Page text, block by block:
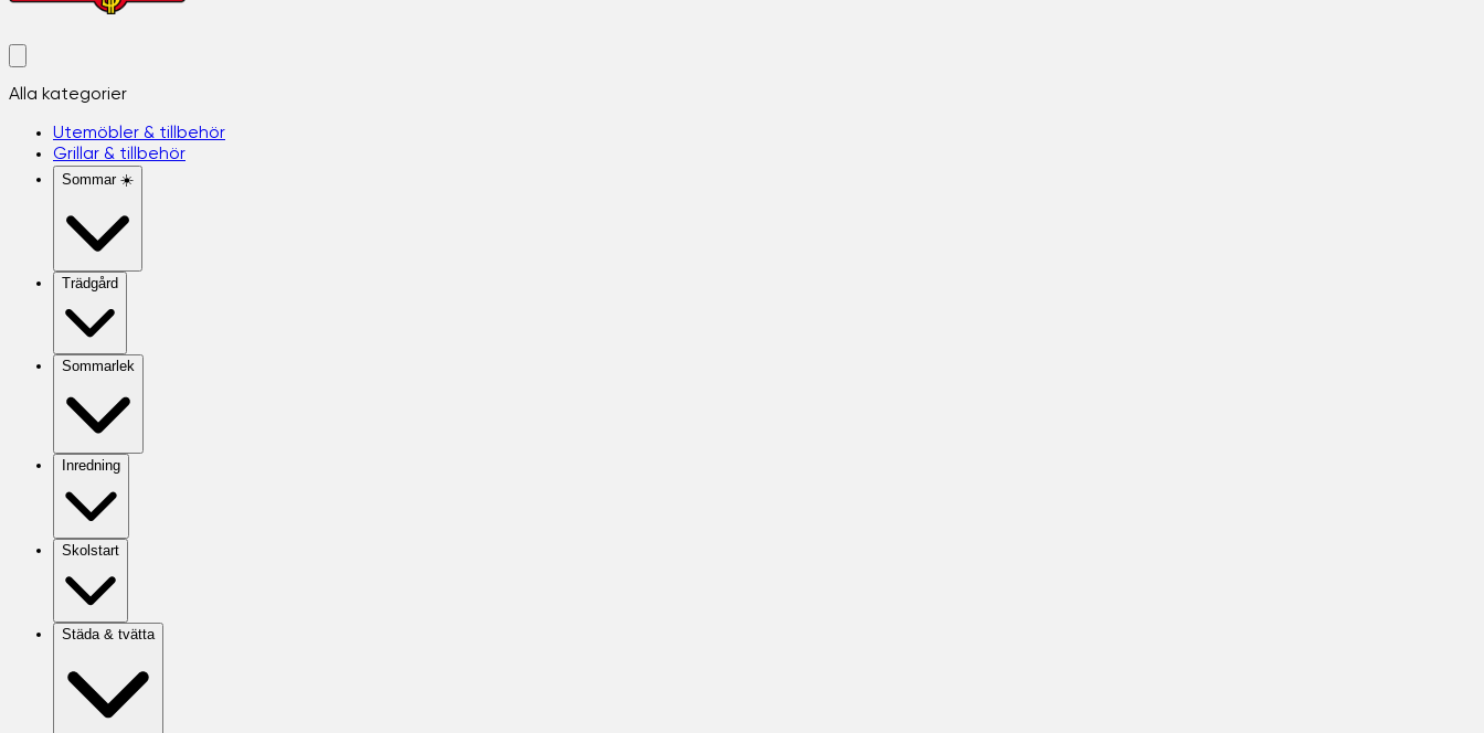
Alla kategorier
Utemöbler & tillbehör
Grillar & tillbehör
Sommar ☀️
Trädgård
Sommarlek
Inredning
Skolstart
Städa & tvätta